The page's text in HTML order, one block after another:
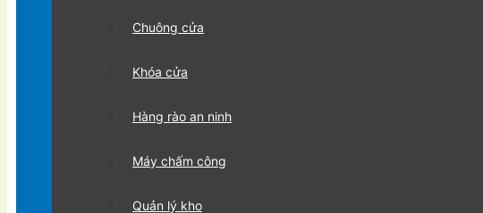
Chuông cửa
Khóa cửa
Hàng rào an ninh
Máy chấm công
Quản lý kho